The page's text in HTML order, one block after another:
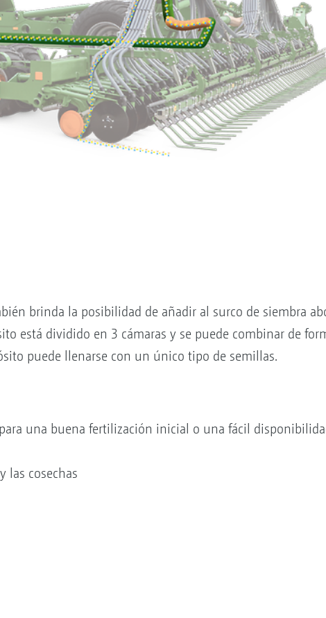
brinda la posibilidad de añadir al surco de siembra
está dividido en 3 cámaras y se puede combinar de
puede llenarse con un único tipo de semillas.
una buena fertilización inicial o una fácil
las cosechas